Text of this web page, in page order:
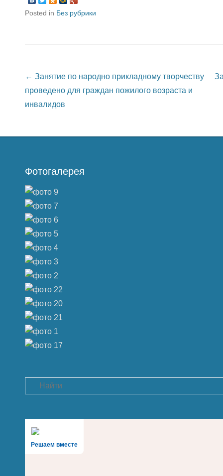
Posted in Без рубрики
Post navigation
← Занятие по народно прикладному творчеству
проведено для граждан пожилого возраста и
инвалидов
Фотогалерея
Search
Решаем вместе